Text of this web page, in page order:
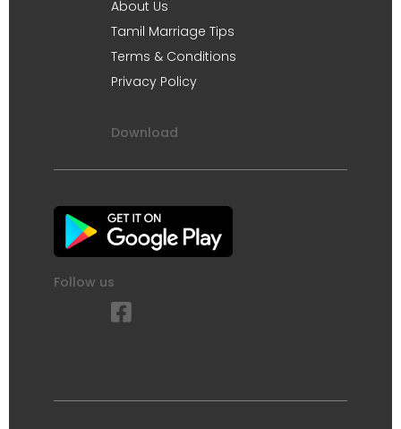
About Us
Tamil Marriage Tips
Terms & Conditions
Privacy Policy
Download
Follow us